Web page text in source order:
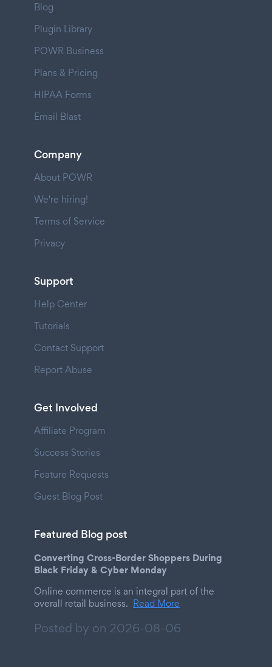
Blog
Plugin Library
POWR Business
Plans & Pricing
HIPAA Forms
Email Blast
Company
About POWR
We're hiring!
Terms of Service
Privacy
Support
Help Center
Tutorials
Contact Support
Report Abuse
Get Involved
Affiliate Program
Success Stories
Feature Requests
Guest Blog Post
Featured Blog post
Converting Cross-Border Shoppers During
Black Friday & Cyber Monday
Online commerce is an integral part of the
overall retail business. Read More
Posted by on 2026-08-06